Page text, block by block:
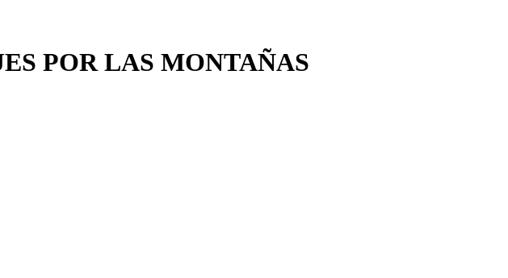
POR LAS MONTAÑAS